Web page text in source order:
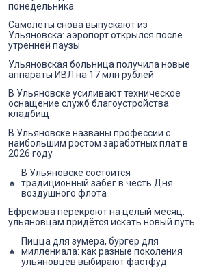
понедельника
Самолёты снова выпускают из
Ульяновска: аэропорт открылся после
утренней паузы
Ульяновская больница получила новые
аппараты ИВЛ на 17 млн рублей
В Ульяновске усиливают техническое
оснащение служб благоустройства
кладбищ
В Ульяновске названы профессии с
наибольшим ростом заработных плат в
2026 году
В Ульяновске состоится
традиционный забег в честь Дня
воздушного флота
Ефремова перекроют на целый месяц:
ульяновцам придётся искать новый путь
Пицца для зумера, бургер для
миллениала: как разные поколения
ульяновцев выбирают фастфуд